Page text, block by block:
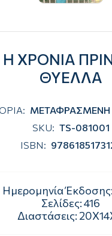
Η ΧΡΟΝΙΑ
ΘΥΕΛΛΑ
ΜΕΤΑΦΡΑΣΜΕΝΗ
SKU: TS-081001
ISBN:
Ημερομηνία Έκδοσης:
Σελίδες:416
Διαστάσεις: